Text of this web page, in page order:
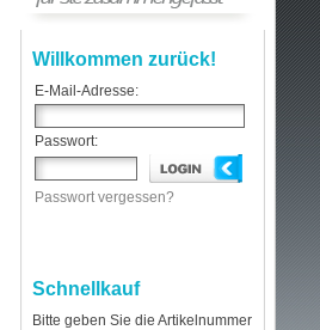
Willkommen zurück!
E-Mail-Adresse:
Passwort:
Passwort vergessen?
Schnellkauf
Bitte geben Sie die Artikelnummer